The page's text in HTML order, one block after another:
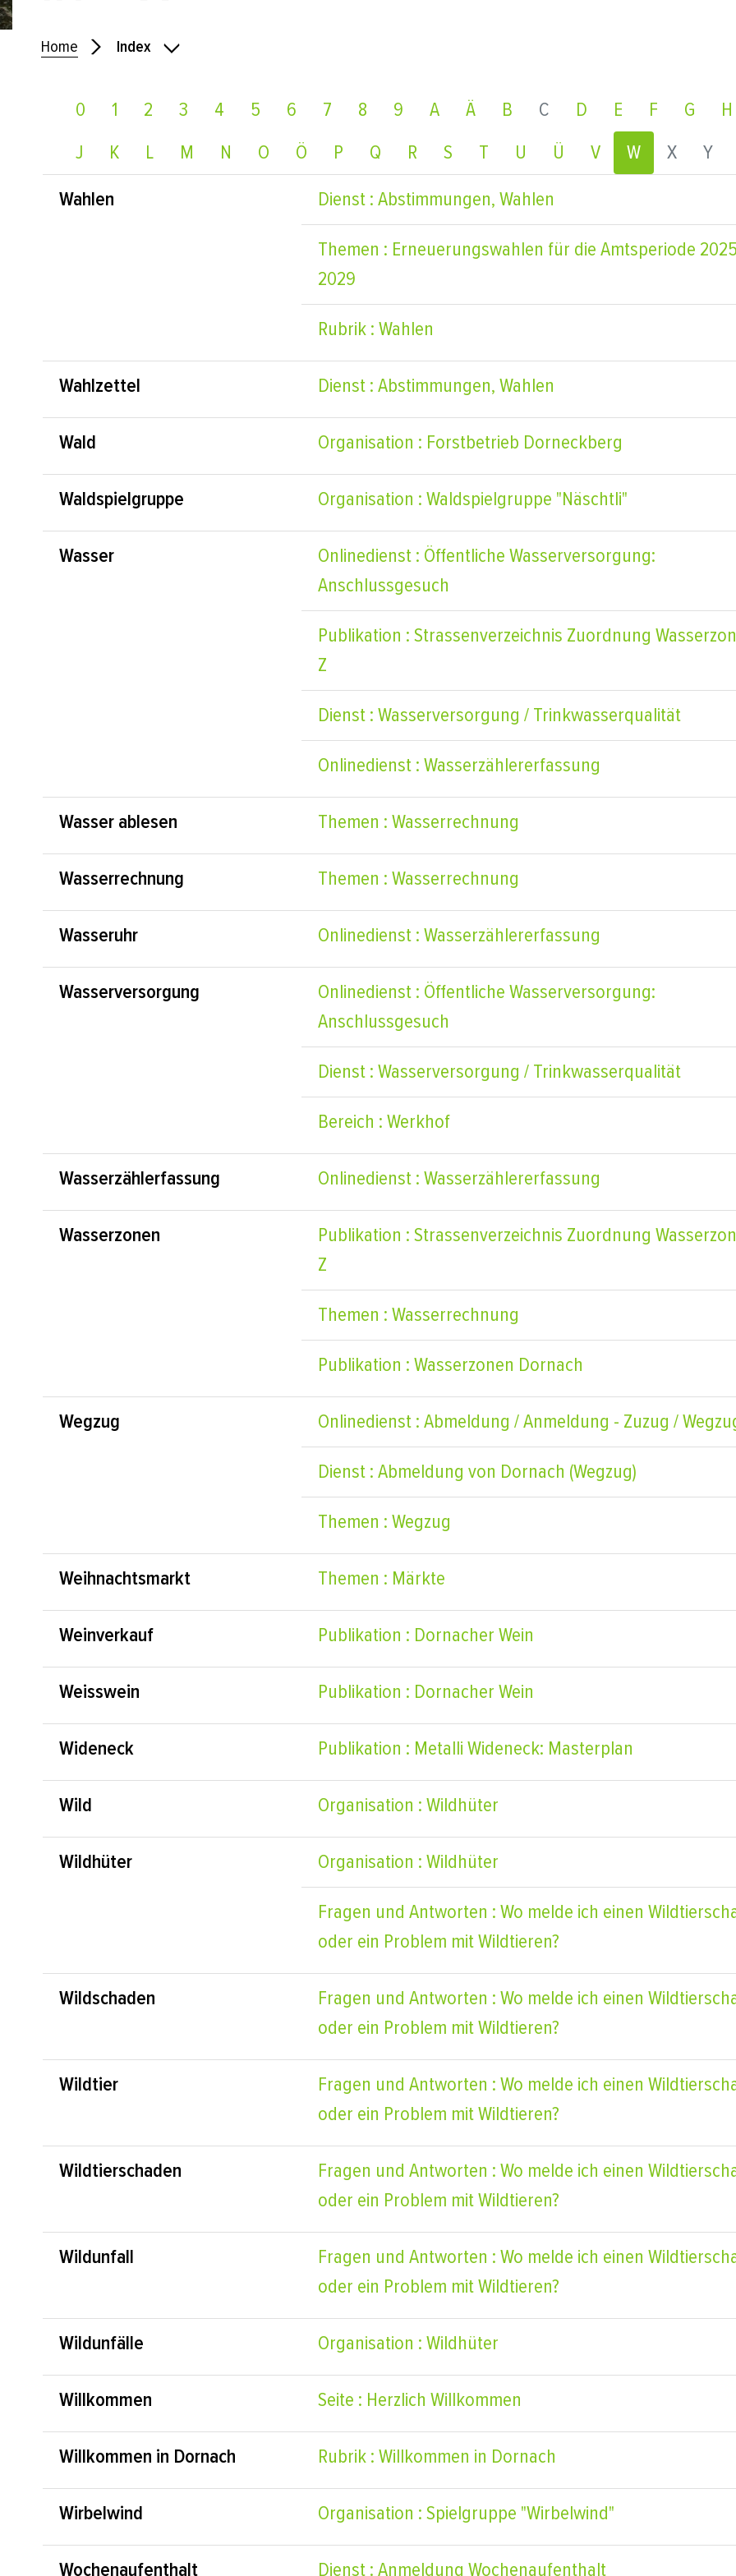
Home Index
0 1 2 3 4 5 6 7 8 9 A Ä B C D E F G H
J
K L M N O Ö P Q R S T U Ü V W X Y
Wahlen
Dienst : Abstimmungen, Wahlen
Themen : Erneuerungswahlen für die Amtsperiode
2029
Rubrik : Wahlen
Wahlzettel Dienst : Abstimmungen, Wahlen
Wald Organisation : Forstbetrieb Dorneckberg
Waldspielgruppe Organisation : Waldspielgruppe "Näschtli"
Wasser
Onlinedienst : Öffentliche Wasserversorgung:
Anschlussgesuch
Publikation : Strassenverzeichnis Zuordnung
Z
Dienst : Wasserversorgung / Trinkwasserqualität
Onlinedienst : Wasserzählererfassung
Wasser ablesen Themen : Wasserrechnung
Wasserrechnung Themen : Wasserrechnung
Wasseruhr Onlinedienst : Wasserzählererfassung
Wasserversorgung
Onlinedienst : Öffentliche Wasserversorgung:
Anschlussgesuch
Dienst : Wasserversorgung / Trinkwasserqualität
Bereich : Werkhof
Wasserzählerfassung Onlinedienst : Wasserzählererfassung
Wasserzonen
Publikation : Strassenverzeichnis Zuordnung
Z
Themen : Wasserrechnung
Publikation : Wasserzonen Dornach
Wegzug Onlinedienst : Abmeldung / Anmeldung - Zuzug /
Dienst : Abmeldung von Dornach (Wegzug)
Themen : Wegzug
Weihnachtsmarkt Themen : Märkte
Weinverkauf Publikation : Dornacher Wein
Weisswein Publikation : Dornacher Wein
Wideneck Publikation : Metalli Wideneck: Masterplan
Wild Organisation : Wildhüter
Wildhüter Organisation : Wildhüter
Fragen und Antworten : Wo melde ich einen
oder ein Problem mit Wildtieren?
Wildschaden
Fragen und Antworten : Wo melde ich einen
oder ein Problem mit Wildtieren?
Wildtier
Fragen und Antworten : Wo melde ich einen
oder ein Problem mit Wildtieren?
Wildtierschaden
Fragen und Antworten : Wo melde ich einen
oder ein Problem mit Wildtieren?
Wildunfall
Fragen und Antworten : Wo melde ich einen
oder ein Problem mit Wildtieren?
Wildunfälle Organisation : Wildhüter
Willkommen Seite : Herzlich Willkommen
Willkommen in Dornach Rubrik : Willkommen in Dornach
Wirbelwind Organisation : Spielgruppe "Wirbelwind"
Wochenaufenthalt Dienst : Anmeldung Wochenaufenthalt